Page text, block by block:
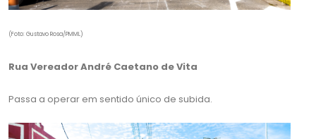
(Foto: Gustavo Rosa/PMML)
Rua Vereador André Caetano de Vita
Passa a operar em sentido único de subida.